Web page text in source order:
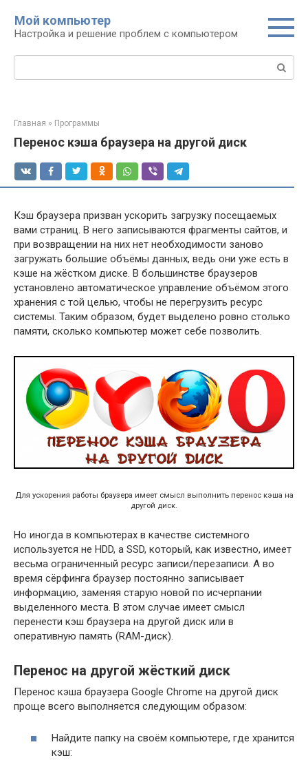
контенту
Мой компьютер
Настройка и решение проблем с компьютером
Поиск:
Главная » Программы
Перенос кэша браузера на другой диск
Кэш браузера призван ускорить загрузку посещаемых
вами страниц. В него записываются фрагменты сайтов, и
при возвращении на них нет необходимости заново
загружать большие объёмы данных, ведь они уже есть в
кэше на жёстком диске. В большинстве браузеров
установлено автоматическое управление объёмом этого
хранения с той целью, чтобы не перегрузить ресурс
системы. Таким образом, будет выделено ровно столько
памяти, сколько компьютер может себе позволить.
Для ускорения работы браузера имеет смысл выполнить перенос кэша на
другой диск.
Но иногда в компьютерах в качестве системного
используется не HDD, а SSD, который, как известно, имеет
весьма ограниченный ресурс записи/перезаписи. А во
время сёрфинга браузер постоянно записывает
информацию, заменяя старую новой по исчерпании
выделенного места. В этом случае имеет смысл
перенести кэш браузера на другой диск или в
оперативную память (RAM-диск).
Перенос на другой жёсткий диск
Перенос кэша браузера Google Chrome на другой диск
проще всего выполняется следующим образом:
Найдите папку на своём компьютере, где хранится
кэш: